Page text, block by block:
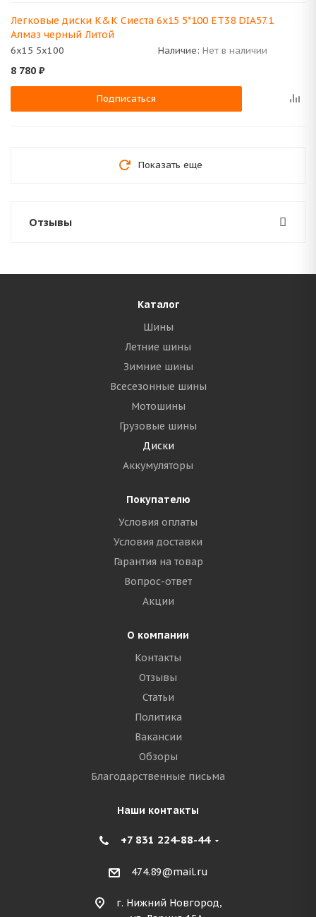
Легковые диски K&K Сиеста 6x15 5*100 ET38 DIA57.1
Алмаз черный Литой
6x15 5x100 Наличие: Нет в наличии
8 780 ₽
Подписаться
Показать еще
Отзывы
Каталог
Шины
Летние шины
Зимние шины
Всесезонные шины
Мотошины
Грузовые шины
Диски
Аккумуляторы
Покупателю
Условия оплаты
Условия доставки
Гарантия на товар
Вопрос-ответ
Акции
О компании
Контакты
Отзывы
Статьи
Политика
Вакансии
Обзоры
Благодарственные письма
Наши контакты
+7 831 224-88-44
474.89@mail.ru
г. Нижний Новгород,